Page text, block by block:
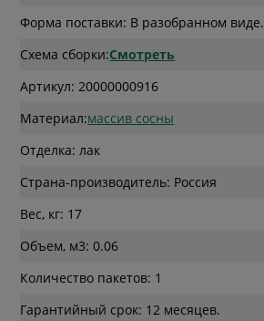
Форма поставки: В разобранном виде.
Схема сборки:Смотреть
Артикул: 20000000916
Материал:массив сосны
Отделка: лак
Страна-производитель: Россия
Вес, кг: 17
Объем, м3: 0.06
Количество пакетов: 1
Гарантийный срок: 12 месяцев.